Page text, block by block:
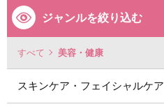
ジャンルを絞り込む
すべて 美容・健康
スキンケア・フェイシャルケア